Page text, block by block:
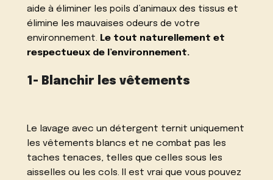
aide à éliminer les poils d’animaux des tissus et
élimine les mauvaises odeurs de votre
environnement. Le tout naturellement et
respectueux de l’environnement.
1- Blanchir les vêtements
Le lavage avec un détergent ternit uniquement
les vêtements blancs et ne combat pas les
taches tenaces, telles que celles sous les
aisselles ou les cols. Il est vrai que vous pouvez